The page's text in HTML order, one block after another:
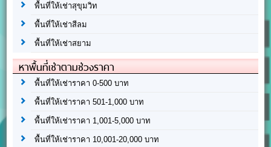
พื้นที่ให้เช่าสุขุมวิท
พื้นที่ให้เช่าสีลม
พื้นที่ให้เช่าสยาม
หาพื้นที่เช่าตามช่วงราคา
พื้นที่ให้เช่าราคา 0-500 บาท
พื้นที่ให้เช่าราคา 501-1,000 บาท
พื้นที่ให้เช่าราคา 1,001-5,000 บาท
พื้นที่ให้เช่าราคา 10,001-20,000 บาท